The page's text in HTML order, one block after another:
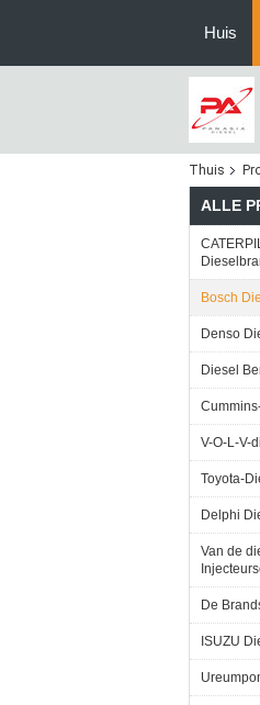
Huis
Thuis
ALLE
Bosch
Denso
Diesel
V-O-L-V-
Toyota-
Delphi
Van de
De
ISUZU